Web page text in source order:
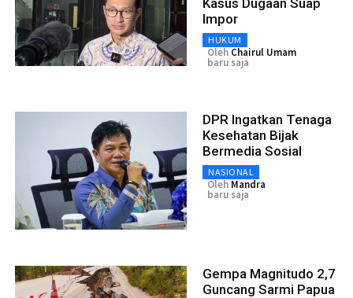
Impor
HUKUM
Oleh Chairul Umam
baru saja
DPR Ingatkan Tenaga
Kesehatan Bijak
Bermedia Sosial
NASIONAL
Oleh Mandra
baru saja
Gempa Magnitudo 2,7
Guncang Sarmi Papua